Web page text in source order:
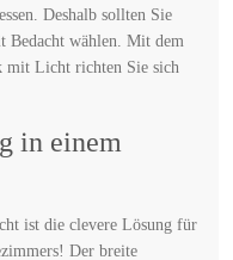
Deshalb sollten Sie
Bedacht wählen. Mit dem
mit Licht richten Sie sich
in einem
ist die clevere Lösung für
Der breite